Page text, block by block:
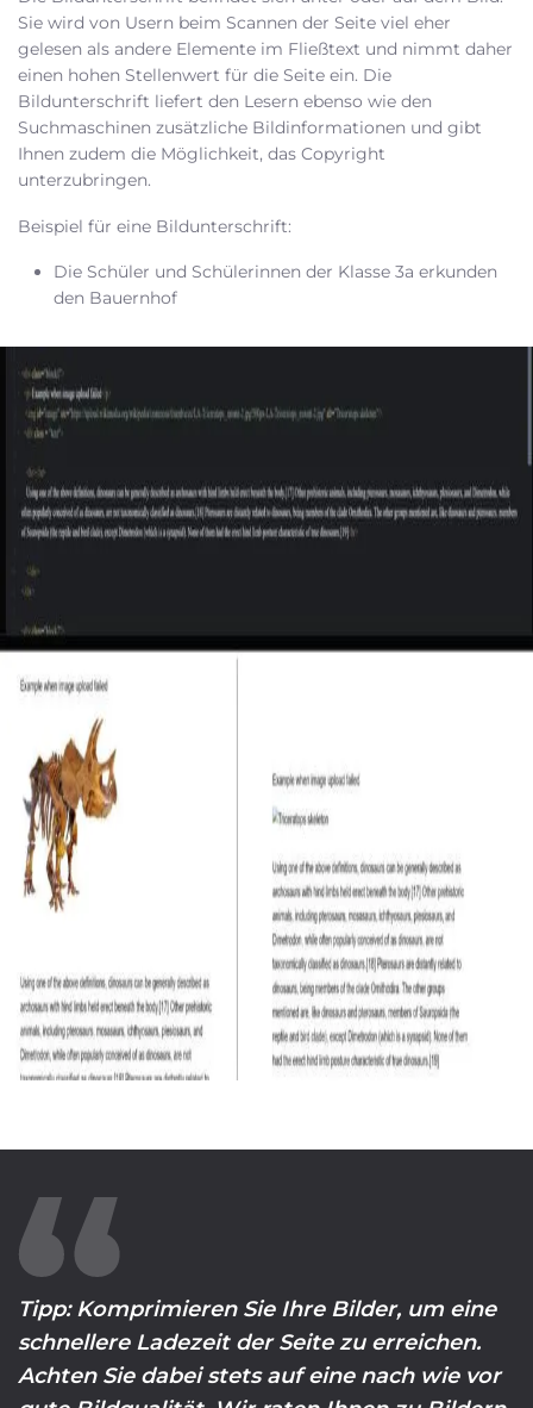
Sie wird von Usern beim Scannen der Seite viel eher
gelesen als andere Elemente im Fließtext und nimmt daher
einen hohen Stellenwert für die Seite ein. Die
Bildunterschrift liefert den Lesern ebenso wie den
Suchmaschinen zusätzliche Bildinformationen und gibt
Ihnen zudem die Möglichkeit, das Copyright
unterzubringen.
Beispiel für eine Bildunterschrift:
Die Schüler und Schülerinnen der Klasse 3a erkunden
den Bauernhof
Tipp: Komprimieren Sie Ihre Bilder, um eine
schnellere Ladezeit der Seite zu erreichen.
Achten Sie dabei stets auf eine nach wie vor